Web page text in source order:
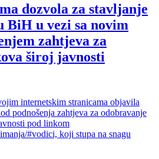
dozvola za stavljanje
BiH u vezi sa novim
zahtjeva za
široj javnosti
internetskim stranicama objavila
podnošenja zahtjeva za odobravanje
pod linkom
#vodici, koji stupa na snagu